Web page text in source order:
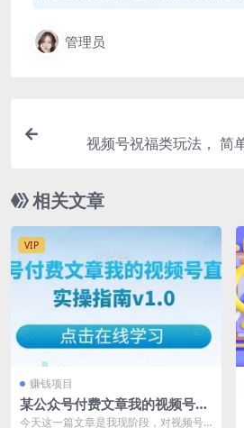
管理员
视频号祝福类玩法， 简
相关文章
VIP
赚钱项目
某公众号付费文章我的视频号直
播运营实操指南v1.0
今天这一篇文章是我现阶段，对视频号